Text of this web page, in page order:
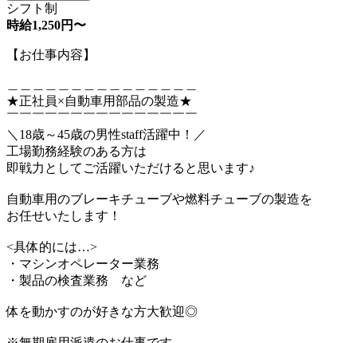
シフト制
時給1,250円〜
【お仕事内容】
★正社員×自動車用部品の製造★
￣￣￣￣￣￣￣￣￣￣￣￣￣￣￣
＼18歳～45歳の男性staff活躍中！／
工場勤務経験のある方は
即戦力としてご活躍いただけると思います♪
自動車用のブレーキチューブや燃料チューブの製造を
お任せいたします！
<具体的には…>
・マシンオペレーター業務
・製品の検査業務 など
体を動かすのが好きな方大歓迎◎